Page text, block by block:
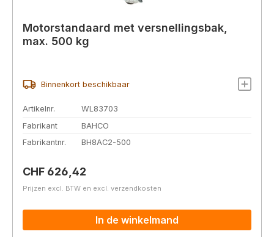
Motorstandaard met versnellingsbak,
max. 500 kg
Binnenkort beschikbaar
Artikelnr.
WL83703
Fabrikant
BAHCO
Fabrikantnr.
BH8AC2-500
Normale prijs:
CHF 626,42
Prijzen excl. BTW en excl. verzendkosten
In de winkelmand